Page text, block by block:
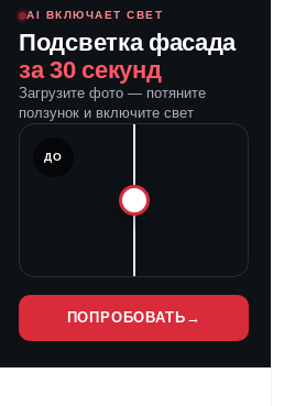
AI ВКЛЮЧАЕТ СВЕТ
Подсветка фасада
за 30 секунд
Загрузите фото — потяните
ползунок и включите свет
ДО
ПОПРОБОВАТЬ →